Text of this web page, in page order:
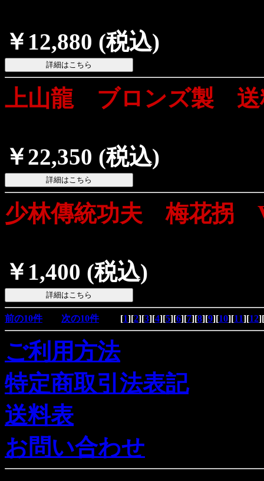
￥12,880 (税込)
上山龍 ブロンズ製 送
￥22,350 (税込)
少林傳統功夫 梅花拐
￥1,400 (税込)
前の10件 次の10件[1][2][3][4][5][6][7][8][9][10][11][12][
ご利用方法
特定商取引法表記
送料表
お問い合わせ